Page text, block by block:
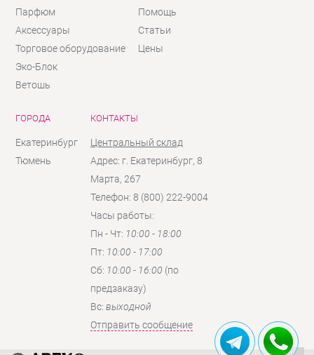
Парфюм
Аксессуары
Торговое оборудование
Эко-Блок
Ветошь
Помощь
Статьи
Цены
ГОРОДА
Екатеринбург
Тюмень
КОНТАКТЫ
Центральный склад
Адрес: г. Екатеринбург, 8
Марта, 267
Телефон: 8 (800) 222-9004
Часы работы:
Пн - Чт: 10:00 - 18:00
Пт: 10:00 - 17:00
Сб: 10:00 - 16:00 (по
предзаказу)
Вc: выходной
Отправить сообщение